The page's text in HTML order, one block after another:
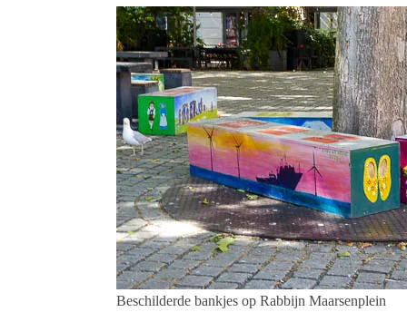
Beschilderde bankjes op Rabbijn Maarsenplein